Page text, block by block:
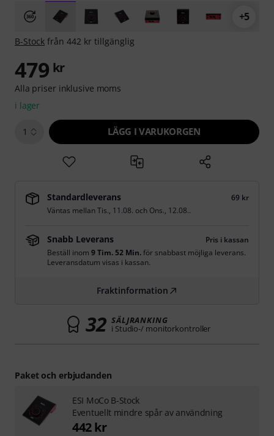
+5
B-Stock från 442 kr tillgänglig
479 kr
Alla priser inklusive moms
i lager
1 LÄGG I VARUKORGEN
Standardleverans
69 kr
Väntas mellanTis., 11.08. och Ons., 12.08..
Snabb Leverans
Pris i kassan
Beställ inom 9 Tim. 52 Min.för snabbast möjliga leverans.
Leveransdatum visas i kassan.
Fraktinformation
32 SÄLJRANKING
i Studio-/ monitorkontroller
Paket och erbjudanden
ESI MoCo B-Stock
Eventuellt mindre spår av användning
442 kr